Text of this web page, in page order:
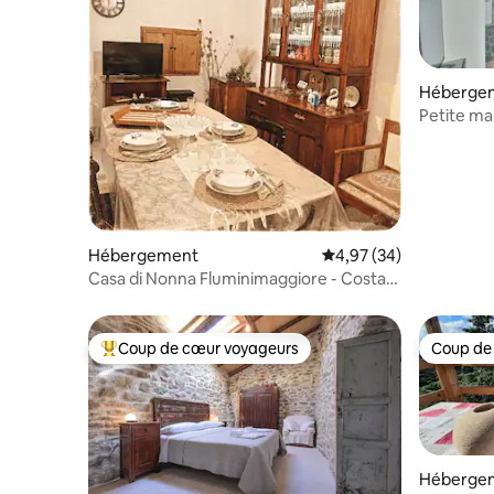
Hébergement Évaluation moyenne
4,97 (34)
Casa di Nonna Fluminimaggiore - Costa
Petite
Coups de cœur voyageurs les plus appréciés
Coup de cœur voyageurs Coup
Coup